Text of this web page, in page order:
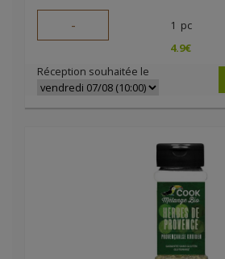
- 1 pc
4.9€
Réception souhaitée le